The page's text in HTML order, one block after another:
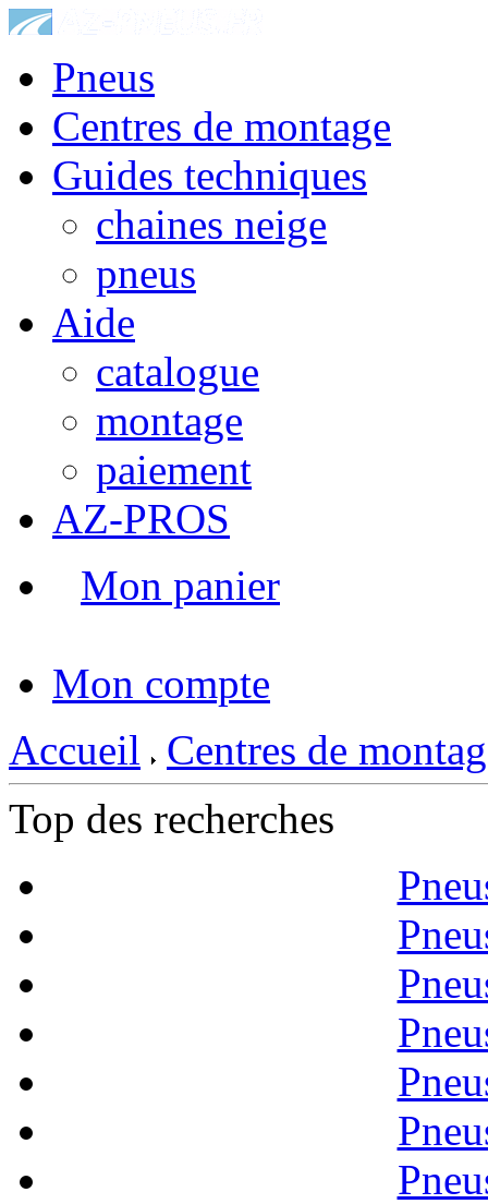
Pneus
Centres de montage
Guides techniques
chaines neige
pneus
Aide
catalogue
montage
paiement
AZ-PROS
Mon panier
Mon compte
Accueil
Centres de
Top des recherches